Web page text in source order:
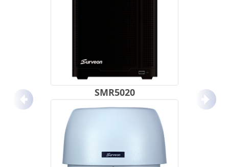
SMR5020
Anterior